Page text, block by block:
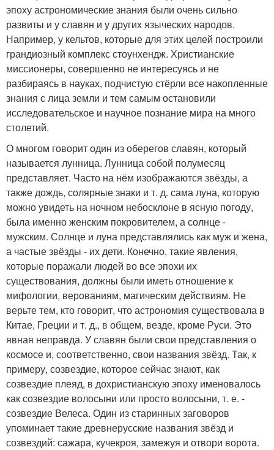
эпоху астрономические знания были очень сильно
развиты и у славян и у других языческих народов.
Например, у кельтов, которые для этих целей построили
грандиозный комплекс стоунхендж. Христианские
миссионеры, совершенно не интересуясь и не
разбираясь в науках, подчистую стёрли все накопленные
знания с лица земли и тем самым остановили
исследовательское и научное познание мира на много
столетий.
О многом говорит один из оберегов славян, который
называется лунница. Лунница собой полумесяц
представляет. Часто на нём изображаются звёзды, а
также дождь, солярные знаки и т. д. сама луна, которую
можно увидеть на ночном небосклоне в ясную погоду,
была именно женским покровителем, а солнце -
мужским. Солнце и луна представлялись как муж и жена,
а частые звёзды - их дети. Конечно, такие явления,
которые поражали людей во все эпохи их
существования, должны были иметь отношение к
мифологии, верованиям, магическим действиям. Не
верьте тем, кто говорит, что астрономия существовала в
Китае, Греции и т. д., в общем, везде, кроме Руси. Это
явная неправда. У славян были свои представления о
космосе и, соответственно, свои названия звёзд. Так, к
примеру, созвездие, которое сейчас знают, как
созвездие плеяд, в дохристианскую эпоху именовалось
как созвездие волосыни или просто волосыни, т. е. -
созвездие Велеса. Один из старинных заговоров
упоминает такие древнерусские названия звёзд и
созвездий: сажара, кучекроя, замежуя и отвори ворота.